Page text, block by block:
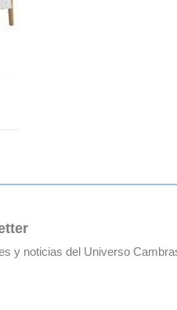
y noticias del Universo